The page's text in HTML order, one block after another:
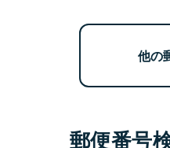
他の
郵便番号